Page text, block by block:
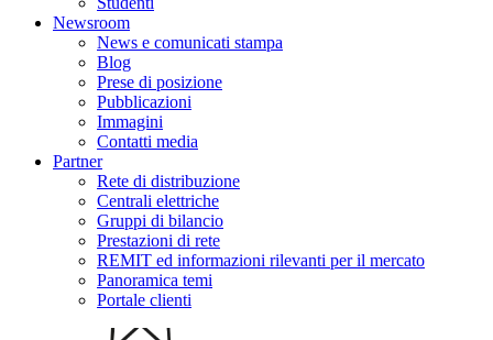
Newsroom
News e comunicati stampa
Blog
Prese di posizione
Pubblicazioni
Immagini
Contatti media
Partner
Rete di distribuzione
Centrali elettriche
Gruppi di bilancio
Prestazioni di rete
REMIT ed informazioni rilevanti per il mercato
Panoramica temi
Portale clienti